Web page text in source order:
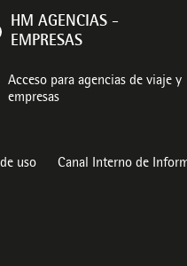
HM AGENCIAS -
EMPRESAS
Acceso para agencias de viaje y
empresas
uso Canal Interno de